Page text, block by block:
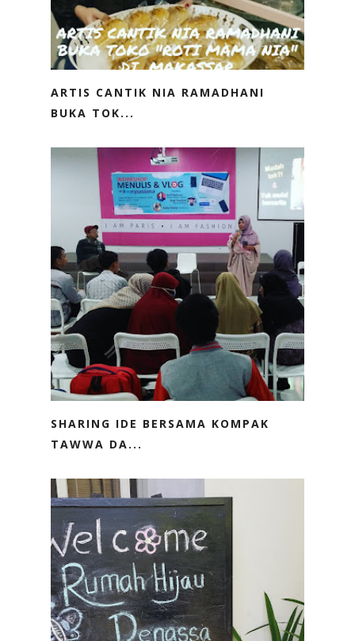
ARTIS CANTIK NIA RAMADHANI
BUKA TOK...
SHARING IDE BERSAMA KOMPAK
TAWWA DA...